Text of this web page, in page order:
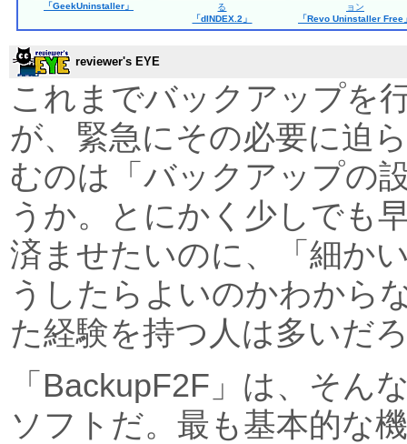
「GeekUninstaller」
る
「dINDEX.2」
ョン
「Revo Uninstaller Free
reviewer's EYE
これまでバックアップを
が、緊急にその必要に迫
むのは「バックアップの
うか。とにかく少しでも
済ませたいのに、「細か
うしたらよいのかわから
た経験を持つ人は多いだ
「BackupF2F」は、そん
ソフトだ。最も基本的な